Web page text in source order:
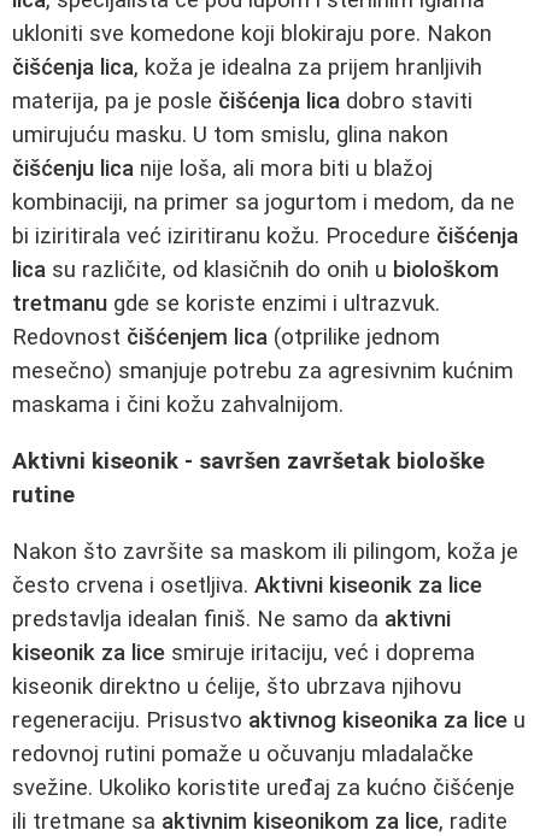
ukloniti sve komedone koji blokiraju pore. Nakon
čišćenja lica, koža je idealna za prijem hranljivih
materija, pa je posle čišćenja lica dobro staviti
umirujuću masku. U tom smislu, glina nakon
čišćenju lica nije loša, ali mora biti u blažoj
kombinaciji, na primer sa jogurtom i medom, da ne
bi iziritirala već iziritiranu kožu. Procedure čišćenja
lica su različite, od klasičnih do onih u biološkom
tretmanu gde se koriste enzimi i ultrazvuk.
Redovnost čišćenjem lica (otprilike jednom
mesečno) smanjuje potrebu za agresivnim kućnim
maskama i čini kožu zahvalnijom.
Aktivni kiseonik - savršen završetak biološke
rutine
Nakon što završite sa maskom ili pilingom, koža je
često crvena i osetljiva. Aktivni kiseonik za lice
predstavlja idealan finiš. Ne samo da aktivni
kiseonik za lice smiruje iritaciju, već i doprema
kiseonik direktno u ćelije, što ubrzava njihovu
regeneraciju. Prisustvo aktivnog kiseonika za lice u
redovnoj rutini pomaže u očuvanju mladalačke
svežine. Ukoliko koristite uređaj za kućno čišćenje
ili tretmane sa aktivnim kiseonikom za lice, radite